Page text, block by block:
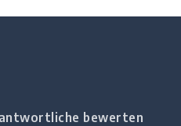
bewerten